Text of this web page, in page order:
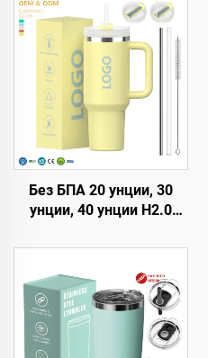
Без БПА 20 унции, 30
унции, 40 унции H2.0
сламка, капак с 3
позиции за пътуване,
термоизолирана чаша от
неръждаема стомана